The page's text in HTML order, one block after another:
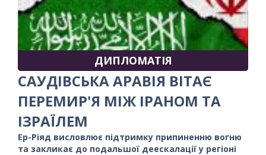
ДИПЛОМАТІЯ
САУДІВСЬКА АРАВІЯ ВІТАЄ
ПЕРЕМИР'Я МІЖ ІРАНОМ ТА
ІЗРАЇЛЕМ
Ер-Ріяд висловлює підтримку припиненню вогню
та закликає до подальшої деескалації у регіоні